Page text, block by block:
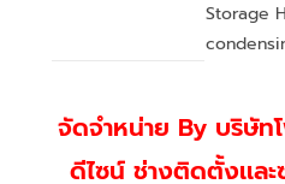
Storage
จัดจำหน่าย By บริษั
ดีไซน์ ช่างติดตั้งเเล